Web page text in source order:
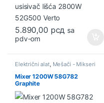
5.890,00 рсд sa
pdv-om
Električni alat, Mešači - Mikseri
Mixer 1200W 58G782
Graphite